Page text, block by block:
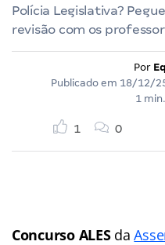
Polícia Legislativa?
revisão com os
Por
Publicado em 18/12/
1
1 0
Concurso ALESda